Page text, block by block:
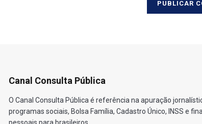
Canal Consulta Pública
O Canal Consulta Pública é referência na apuração
programas sociais, Bolsa Família, Cadastro Único, INSS e